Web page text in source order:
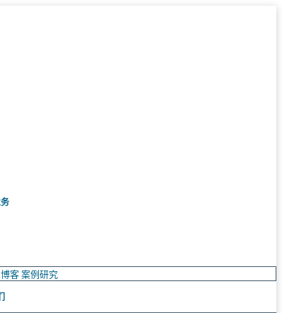
博客案例研究